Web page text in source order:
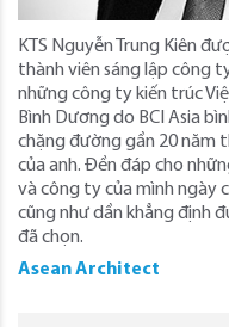
KTS Nguyễn Trung Kiên
thành viên sáng lập công
những công ty kiến trúc
Bình Dương do BCI Asia
chặng đường gần 20 năm
của anh. Đền đáp cho
và công ty của mình ngày
cũng như dần khẳng định
đã chọn.
Asean Architect